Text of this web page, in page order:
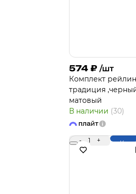
574 ₽ /шт
Комплект
традиция
матовый
В наличии (30)
- 1 +